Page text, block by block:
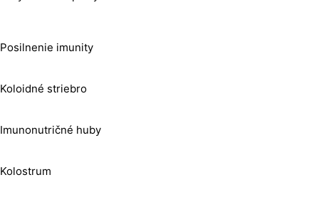
Posilnenie imunity
Koloidné striebro
Imunonutričné huby
Kolostrum